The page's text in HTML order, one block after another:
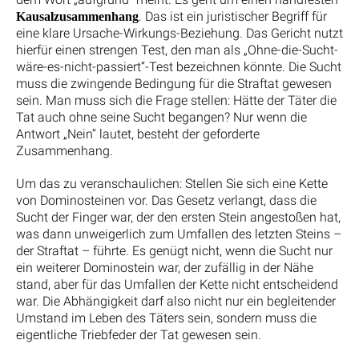
Kausalzusammenhang. Das ist ein juristischer Begriff für
eine klare Ursache-Wirkungs-Beziehung. Das Gericht nutzt
hierfür einen strengen Test, den man als „Ohne-die-Sucht-
wäre-es-nicht-passiert“-Test bezeichnen könnte. Die Sucht
muss die zwingende Bedingung für die Straftat gewesen
sein. Man muss sich die Frage stellen: Hätte der Täter die
Tat auch ohne seine Sucht begangen? Nur wenn die
Antwort „Nein“ lautet, besteht der geforderte
Zusammenhang.
Um das zu veranschaulichen: Stellen Sie sich eine Kette
von Dominosteinen vor. Das Gesetz verlangt, dass die
Sucht der Finger war, der den ersten Stein angestoßen hat,
was dann unweigerlich zum Umfallen des letzten Steins –
der Straftat – führte. Es genügt nicht, wenn die Sucht nur
ein weiterer Dominostein war, der zufällig in der Nähe
stand, aber für das Umfallen der Kette nicht entscheidend
war. Die Abhängigkeit darf also nicht nur ein begleitender
Umstand im Leben des Täters sein, sondern muss die
eigentliche Triebfeder der Tat gewesen sein.